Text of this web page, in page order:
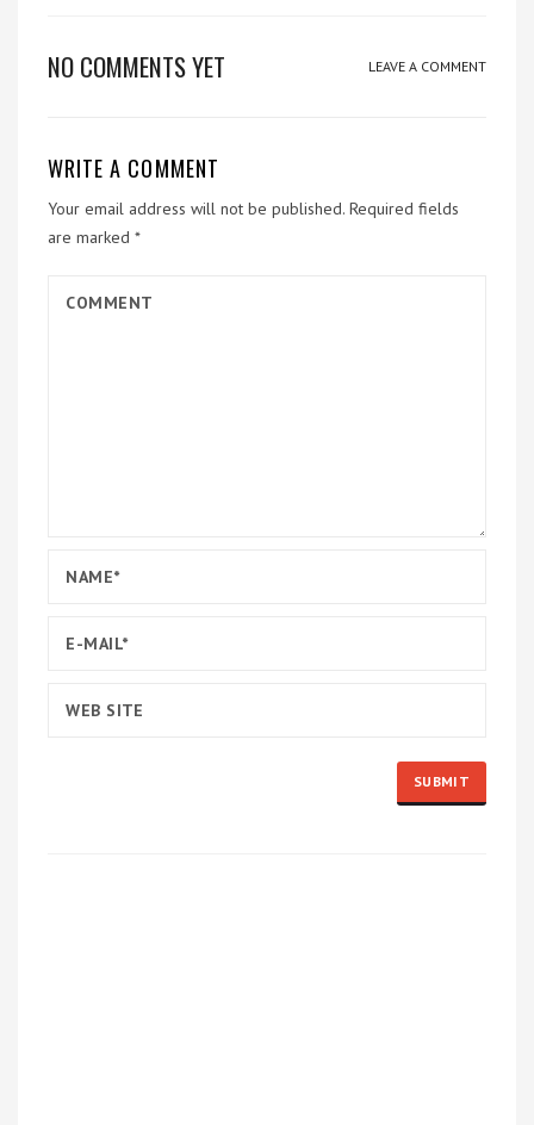
NO COMMENTS YET LEAVE A COMMENT
WRITE A COMMENT
Your email address will not be published. Required fields
are marked *